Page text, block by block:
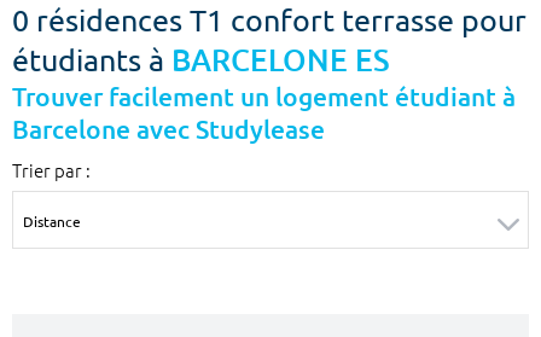
Ville, école
Budget min
€
Budget max
€
Surface min Surface max
0 résidences T1 confort terrasse pour
étudiants à BARCELONE ES
Trouver facilement un logement étudiant à
Barcelone avec Studylease
Trier par :